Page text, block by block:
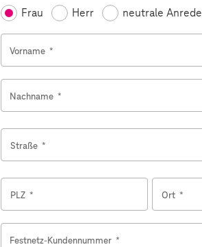
Frau
Herr neutrale Anrede
Vorname *
Nachname *
Straße *
PLZ * Ort *
Festnetz-Kundennummer *